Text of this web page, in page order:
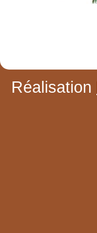
Réalisation